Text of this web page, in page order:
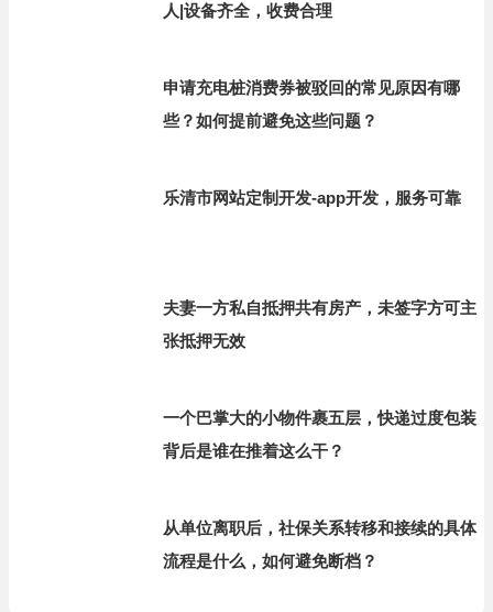
人|设备齐全，收费合理
申请充电桩消费券被驳回的常见原因有哪
些？如何提前避免这些问题？
乐清市网站定制开发-app开发，服务可靠
夫妻一方私自抵押共有房产，未签字方可主
张抵押无效
一个巴掌大的小物件裹五层，快递过度包装
背后是谁在推着这么干？
从单位离职后，社保关系转移和接续的具体
流程是什么，如何避免断档？